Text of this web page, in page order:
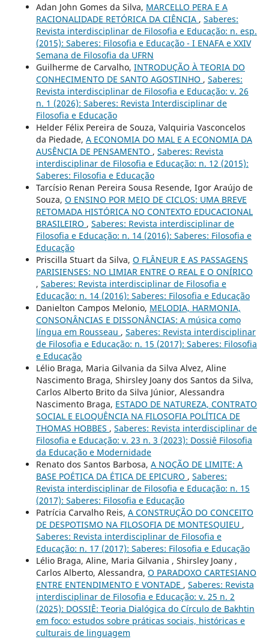
Adan John Gomes da Silva, MARCELLO PERA E A
RACIONALIDADE RETÓRICA DA CIÊNCIA , Saberes:
Revista interdisciplinar de Filosofia e Educação: n. esp.
(2015): Saberes: Filosofia e Educação - I ENAFA e XXIV
Semana de Filosofia da UFRN
Guilherme de Carvalho, INTRODUÇÃO À TEORIA DO
CONHECIMENTO DE SANTO AGOSTINHO , Saberes:
Revista interdisciplinar de Filosofia e Educação: v. 26
n. 1 (2026): Saberes: Revista Interdisciplinar de
Filosofia e Educação
Helder Félix Pereira de Souza, Valquiria Vasconcelos
da Piedade, A ECONOMIA DO MAL E A ECONOMIA DA
AUSÊNCIA DE PENSAMENTO , Saberes: Revista
interdisciplinar de Filosofia e Educação: n. 12 (2015):
Saberes: Filosofia e Educação
Tarcísio Renan Pereira Sousa Resende, Igor Araújo de
Souza, O ENSINO POR MEIO DE CICLOS: UMA BREVE
RETOMADA HISTÓRICA NO CONTEXTO EDUCACIONAL
BRASILEIRO , Saberes: Revista interdisciplinar de
Filosofia e Educação: n. 14 (2016): Saberes: Filosofia e
Educação
Priscilla Stuart da Silva, O FLÂNEUR E AS PASSAGENS
PARISIENSES: NO LIMIAR ENTRE O REAL E O ONÍRICO
, Saberes: Revista interdisciplinar de Filosofia e
Educação: n. 14 (2016): Saberes: Filosofia e Educação
Danielton Campos Melonio, MELODIA, HARMONIA,
CONSONÂNCIAS E DISSONÂNCIAS: A música como
língua em Rousseau , Saberes: Revista interdisciplinar
de Filosofia e Educação: n. 15 (2017): Saberes: Filosofia
e Educação
Lélio Braga, Maria Gilvania da Silva Alvez, Aline
Nascimento Braga, Shirsley Joany dos Santos da Silva,
Carlos Alberto Brito da Silva Júnior, Alessandra
Nascimento Braga, ESTADO DE NATUREZA, CONTRATO
SOCIAL E ELOQUÊNCIA NA FILOSOFIA POLÍTICA DE
THOMAS HOBBES , Saberes: Revista interdisciplinar de
Filosofia e Educação: v. 23 n. 3 (2023): Dossiê Filosofia
da Educação e Modernidade
Renato dos Santos Barbosa, A NOÇÃO DE LIMITE: A
BASE POÉTICA DA ÉTICA DE EPICURO , Saberes:
Revista interdisciplinar de Filosofia e Educação: n. 15
(2017): Saberes: Filosofia e Educação
Patrícia Carvalho Reis, A CONSTRUÇÃO DO CONCEITO
DE DESPOTISMO NA FILOSOFIA DE MONTESQUIEU ,
Saberes: Revista interdisciplinar de Filosofia e
Educação: n. 17 (2017): Saberes: Filosofia e Educação
Lélio Braga, Aline, Maria Gilvania , Shirsley Joany ,
Carlos Alberto, Alessandra, O PARADOXO CARTESIANO
ENTRE ENTENDIMENTO E VONTADE , Saberes: Revista
interdisciplinar de Filosofia e Educação: v. 25 n. 2
(2025): DOSSIÊ: Teoria Dialógica do Círculo de Bakhtin
em foco: estudos sobre práticas sociais, históricas e
culturais de linguagem